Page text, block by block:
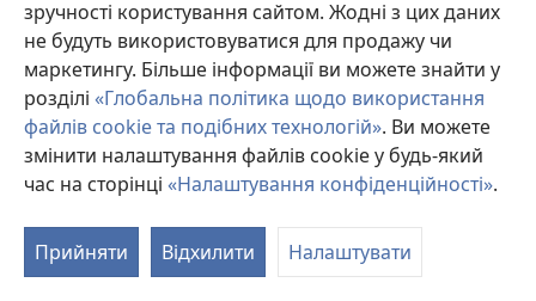
зручності користування сайтом. Жодні з цих даних
не будуть використовуватися для продажу чи
маркетингу. Більше інформації ви можете знайти у
розділі «Глобальна політика щодо використання
файлів cookie та подібних технологій». Ви можете
змінити налаштування файлів cookie у будь-який
час на сторінці «Налаштування конфіденційності».
Прийняти Відхилити Налаштувати
у
новому
вікні)
Ye L, Lin R, Fan Y, Yang L, Hu J, Shu Q.
Source‎: Pediatr Cardiol 2013;34(5):1088-93.
Indexed ‎: PubMed 23239310
DOI‎: 10.1007/s00246-012-0606-z
https://www.ncbi.nlm.nih.gov/pubmed/23239310(відкривається
у
новому
Комітет зв’язку з лікарнями (КЗЛ)
Зв’яжіться з представниками безкоштовної служби